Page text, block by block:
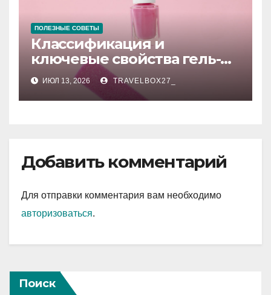
ПОЛЕЗНЫЕ СОВЕТЫ
Классификация и
ключевые свойства гель-
лаков для ногтей
ИЮЛ 13, 2026 TRAVELBOX27_
Добавить комментарий
Для отправки комментария вам необходимо
авторизоваться.
Поиск